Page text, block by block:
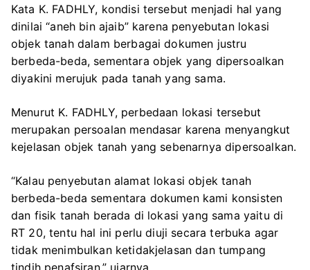
Kata K. FADHLY, kondisi tersebut menjadi hal yang
dinilai “aneh bin ajaib” karena penyebutan lokasi
objek tanah dalam berbagai dokumen justru
berbeda-beda, sementara objek yang dipersoalkan
diyakini merujuk pada tanah yang sama.
Menurut K. FADHLY, perbedaan lokasi tersebut
merupakan persoalan mendasar karena menyangkut
kejelasan objek tanah yang sebenarnya dipersoalkan.
“Kalau penyebutan alamat lokasi objek tanah
berbeda-beda sementara dokumen kami konsisten
dan fisik tanah berada di lokasi yang sama yaitu di
RT 20, tentu hal ini perlu diuji secara terbuka agar
tidak menimbulkan ketidakjelasan dan tumpang
tindih penafsiran,” ujarnya.